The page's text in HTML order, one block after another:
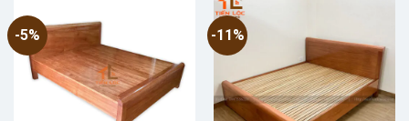
-5% -11%